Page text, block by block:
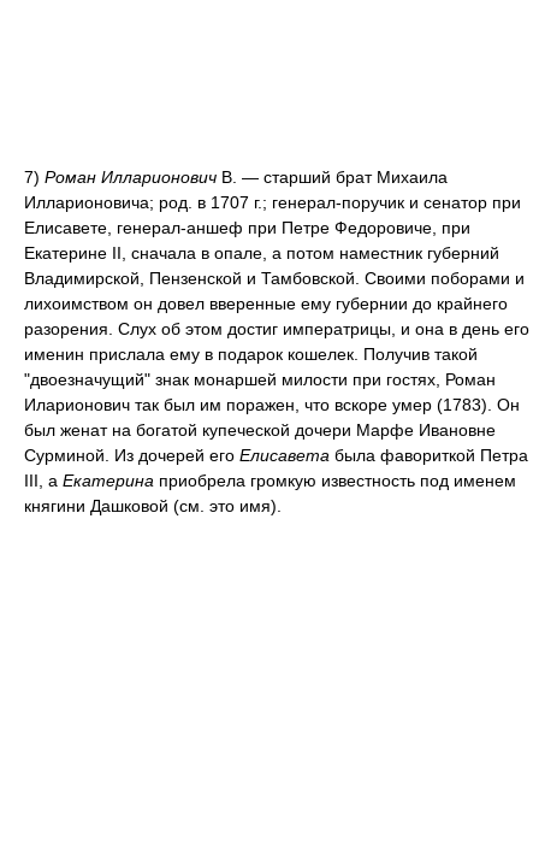
7) Роман Илларионович В. — старший брат Михаила
Илларионовича; род. в 1707 г.; генерал-поручик и сенатор при
Елисавете, генерал-аншеф при Петре Федоровиче, при
Екатерине II, сначала в опале, а потом наместник губерний
Владимирской, Пензенской и Тамбовской. Своими поборами и
лихоимством он довел вверенные ему губернии до крайнего
разорения. Слух об этом достиг императрицы, и она в день его
именин прислала ему в подарок кошелек. Получив такой
"двоезначущий" знак монаршей милости при гостях, Роман
Иларионович так был им поражен, что вскоре умер (1783). Он
был женат на богатой купеческой дочери Марфе Ивановне
Сурминой. Из дочерей его Елисавета была фавориткой Петра
III, а Екатерина приобрела громкую известность под именем
княгини Дашковой (см. это имя).